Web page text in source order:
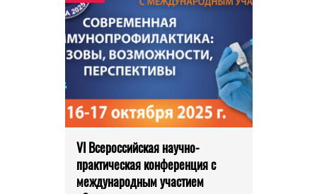
VI Всероссийская научно­
практическая конференция с
международным участием